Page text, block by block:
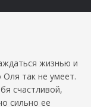
жизнью и
так не умеет.
счастливой,
сильно ее